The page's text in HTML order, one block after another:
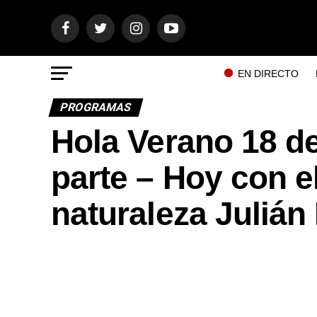
EN DIRECTO
PROGRAMAS
Hola Verano 18
parte – Hoy con
naturaleza Julián